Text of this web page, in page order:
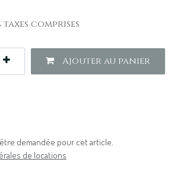
taxes comprises
Ajouter au panier
demandée pour cet article.
de locations